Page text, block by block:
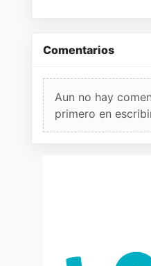
Comentarios
Aun no hay
primero en